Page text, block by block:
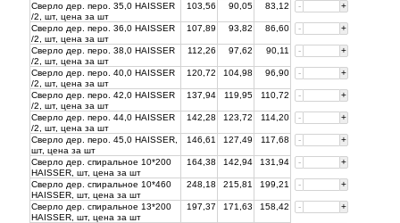
Сверло дер. перо. 35,0 HAISSER
/2, шт, цена за шт
103,56 90,05 83,12 - +
Сверло дер. перо. 36,0 HAISSER
/2, шт, цена за шт
107,89 93,82 86,60 - +
Сверло дер. перо. 38,0 HAISSER
/2, шт, цена за шт
112,26 97,62 90,11 - +
Сверло дер. перо. 40,0 HAISSER
/2, шт, цена за шт
120,72 104,98 96,90 - +
Сверло дер. перо. 42,0 HAISSER
/2, шт, цена за шт
137,94 119,95 110,72 - +
Сверло дер. перо. 44,0 HAISSER
/2, шт, цена за шт
142,28 123,72 114,20 - +
Сверло дер. перо. 45,0 HAISSER,
шт, цена за шт
146,61 127,49 117,68 - +
Сверло дер. спиральное 10*200
HAISSER, шт, цена за шт
164,38 142,94 131,94 - +
Сверло дер. спиральное 10*460
HAISSER, шт, цена за шт
248,18 215,81 199,21 - +
Сверло дер. спиральное 13*200
HAISSER, шт, цена за шт
197,37 171,63 158,42 - +